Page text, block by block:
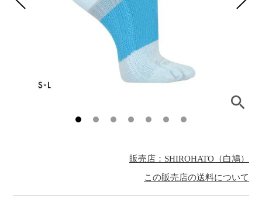
販売店：SHIROHATO（白鳩）
この販売店の送料について